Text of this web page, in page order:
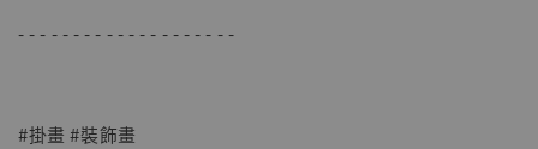
- - - - - - - - - - - - - - - - - - - -
#掛畫 #裝飾畫